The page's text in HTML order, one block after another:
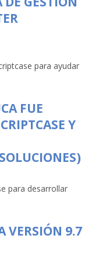
para ayudar
FUE
Y
para desarrollar
VERSIÓN 9.7